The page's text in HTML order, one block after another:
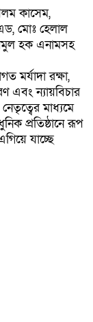
কাসেম,
মোঃ হেলাল
হক এনামসহ
মর্যাদা রক্ষা,
এবং ন্যায়বিচার
মাধ্যমে
প্রতিষ্ঠানে রূপ
যাচ্ছে